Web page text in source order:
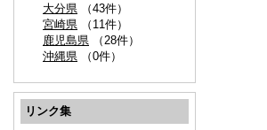
大分県 （43件）
宮崎県 （11件）
鹿児島県 （28件）
沖縄県 （0件）
リンク集